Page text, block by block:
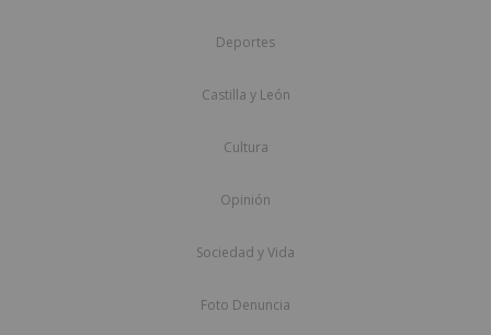
Deportes
Castilla y León
Cultura
Opinión
Sociedad y Vida
Foto Denuncia